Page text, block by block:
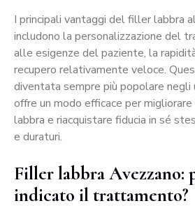
I principali vantaggi del filler labbra
includono la personalizzazione del
alle esigenze del paziente, la
recupero relativamente veloce.
diventata sempre più popolare negli
offre un modo efficace per
labbra e riacquistare fiducia in sé
e duraturi.
Filler labbra Avezzano:
indicato il trattamento?